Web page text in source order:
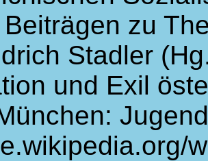
zu
Stadler
und Exil